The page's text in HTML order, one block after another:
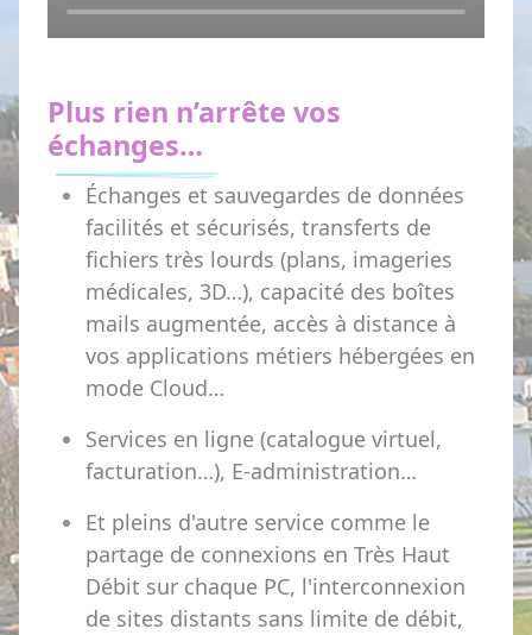
Plus rien n’arrête vos
échanges…
Échanges et sauvegardes de données
facilités et sécurisés, transferts de
fichiers très lourds (plans, imageries
médicales, 3D…), capacité des boîtes
mails augmentée, accès à distance à
vos applications métiers hébergées en
mode Cloud…
Services en ligne (catalogue virtuel,
facturation…), E-administration…
Et pleins d'autre service comme le
partage de connexions en Très Haut
Débit sur chaque PC, l'interconnexion
de sites distants sans limite de débit,